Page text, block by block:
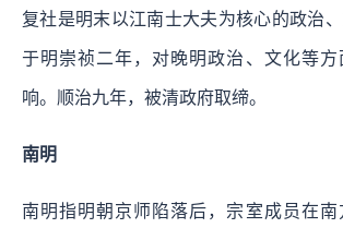
复社是明末以江南士大夫为核心的政治
于明崇祯二年，对晚明政治、文化等
响。顺治九年，被清政府取缔。
南明
南明指明朝京师陷落后，宗室成员在南